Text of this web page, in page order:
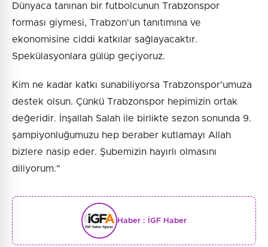
Dünyaca tanınan bir futbolcunun Trabzonspor
forması giymesi, Trabzon'un tanıtımına ve
ekonomisine ciddi katkılar sağlayacaktır.
Spekülasyonlara gülüp geçiyoruz.
Kim ne kadar katkı sunabiliyorsa Trabzonspor'umuza
destek olsun. Çünkü Trabzonspor hepimizin ortak
değeridir. İnşallah Salah ile birlikte sezon sonunda 9.
şampiyonluğumuzu hep beraber kutlamayı Allah
bizlere nasip eder. Şubemizin hayırlı olmasını
diliyorum."
Haber : İGF Haber